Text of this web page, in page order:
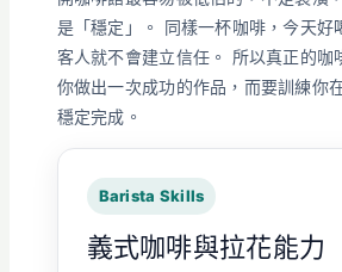
是「穩定」。 同樣一杯咖啡，今天好
客人就不會建立信任。 所以真正的咖
你做出一次成功的作品，而要訓練你
穩定完成。
Barista Skills
義式咖啡與拉花能力